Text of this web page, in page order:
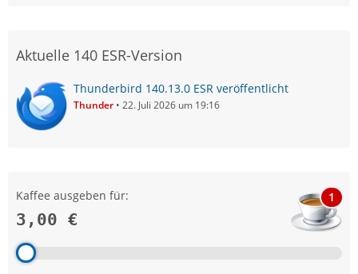
Aktuelle 140 ESR-Version
Thunderbird 140.13.0 ESR veröffentlicht
Thunder 22. Juli 2026 um 19:16
Kaffee ausgeben für:
3,00 €
1